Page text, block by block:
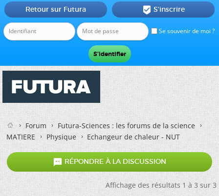
Se souvenir de moi ?
Retour sur Futura  S'inscrire
Forum
Futura-Sciences : les forums de la science
MATIERE
Physique Echangeur de chaleur - NUT
 RÉPONDRE À LA DISCUSSION
Affichage des résultats 1 à 3 sur 3